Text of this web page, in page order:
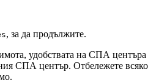
, за да продължите.
удобствата на СПА центъра
СПА център. Отбележете всяко